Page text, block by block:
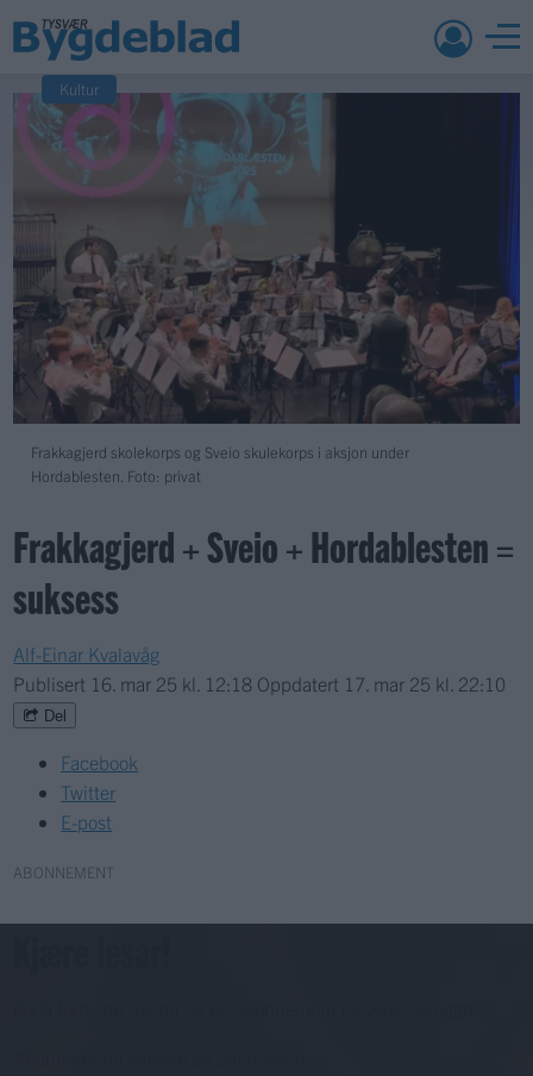
Frakkagjerd skolekorps og Sveio skulekorps i aksjon under
Hordablesten. Foto: privat
Kultur
Frakkagjerd + Sveio + Hordablesten =
suksess
Alf-Einar Kvalavåg
Publisert 16. mar 25 kl. 12:18 Oppdatert 17. mar 25 kl. 22:10
Del
Facebook
Twitter
E-post
ABONNEMENT